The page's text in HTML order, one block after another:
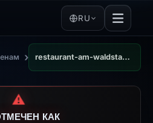
RU
› restaurant-am-waldstadion.de
⚠️
КАК